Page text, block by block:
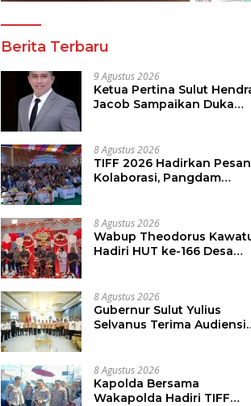
Berita Terbaru
9 Agustus 2026
Ketua Pertina Sulut
Jacob Sampaikan Duka
8 Agustus 2026
TIFF 2026 Hadirkan Pesan
Kolaborasi, Pangdam
8 Agustus 2026
Wabup Theodorus
Hadiri HUT ke-166 Desa
8 Agustus 2026
Gubernur Sulut Yulius
Selvanus Terima Audiensi
8 Agustus 2026
Kapolda Bersama
Wakapolda Hadiri TIFF